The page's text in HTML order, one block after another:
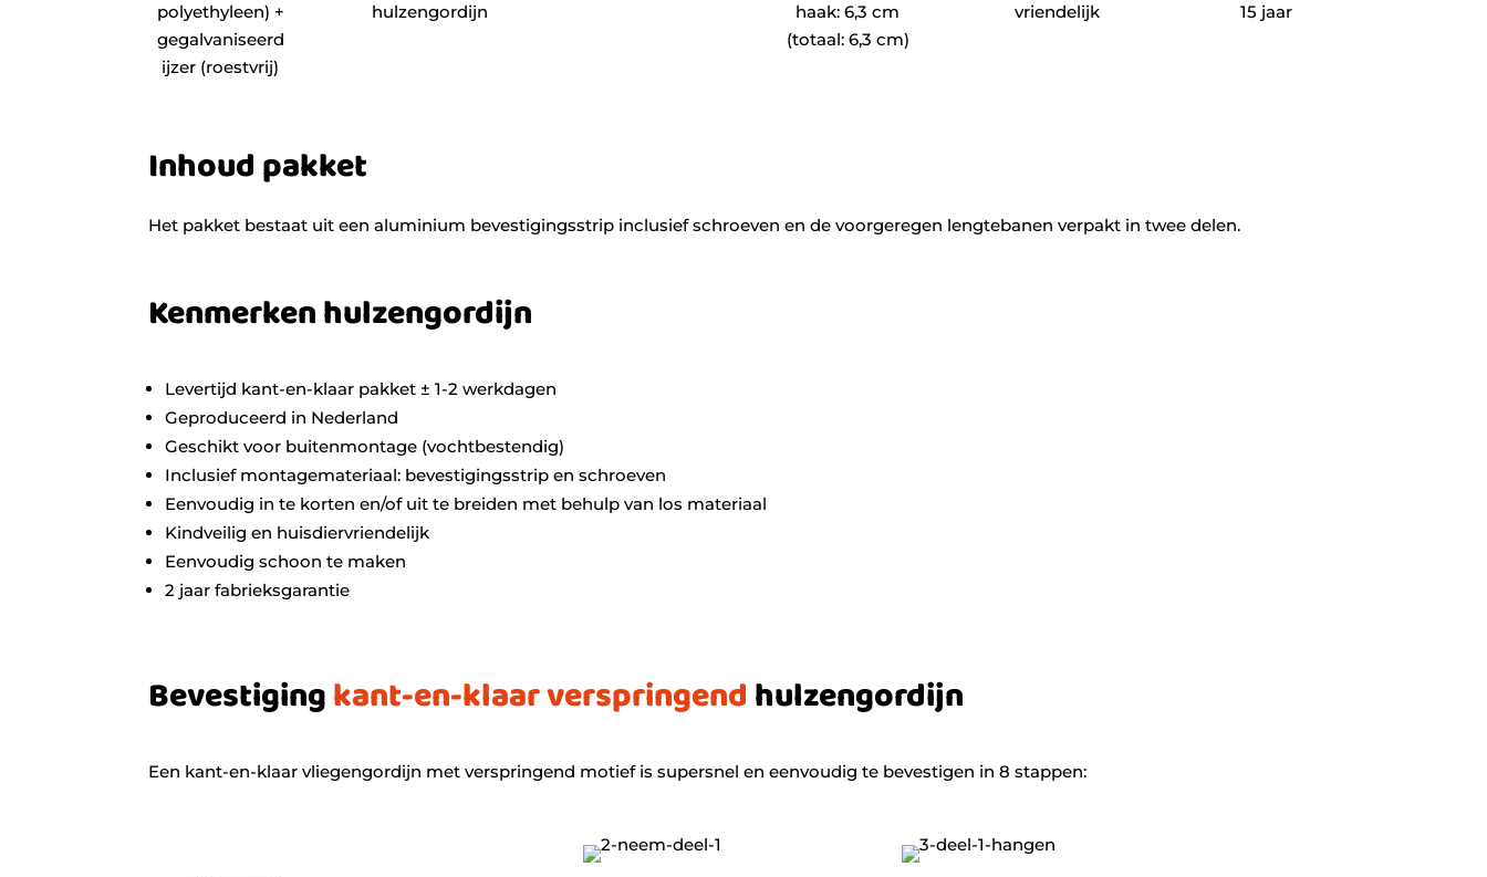
polyethyleen) +
gegalvaniseerd
ijzer (roestvrij)
hulzengordijn
haak: 6,3 cm
(totaal: 6,3 cm)
vriendelijk
15 jaar
Inhoud pakket
Het pakket bestaat uit een aluminium bevestigingsstrip inclusief schroeven en de voorgeregen lengtebanen verpakt in twee delen.
Kenmerken hulzengordijn
Levertijd kant-en-klaar pakket ± 1-2 werkdagen
Geproduceerd in Nederland
Geschikt voor buitenmontage (vochtbestendig)
Inclusief montagemateriaal: bevestigingsstrip en schroeven
Eenvoudig in te korten en/of uit te breiden met behulp van los materiaal
Kindveilig en huisdiervriendelijk
Eenvoudig schoon te maken
2 jaar fabrieksgarantie
Bevestigingkant-en-klaar verspringendhulzengordijn
Een kant-en-klaar vliegengordijn met verspringend motief is supersnel en eenvoudig te bevestigen in 8 stappen: